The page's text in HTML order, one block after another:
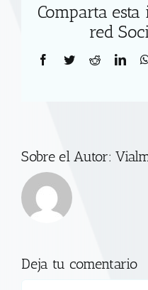
Comparta
red
Facebook
TwitterReddit
Sobre el Autor:
Deja tu comentario